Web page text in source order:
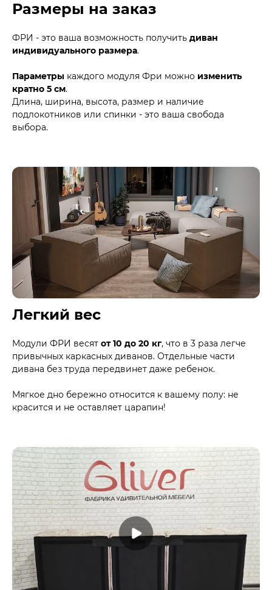
Размеры на заказ
ФРИ - это ваша возможность получить диван
индивидуального размера.
Параметры каждого модуля Фри можно изменить
кратно 5 см.
Длина, ширина, высота, размер и наличие
подлокотников или спинки - это ваша свобода
выбора.
Легкий вес
Модули ФРИ весят от 10 до 20 кг, что в 3 раза легче
привычных каркасных диванов. Отдельные части
дивана без труда передвинет даже ребенок.
Мягкое дно бережно относится к вашему полу: не
красится и не оставляет царапин!